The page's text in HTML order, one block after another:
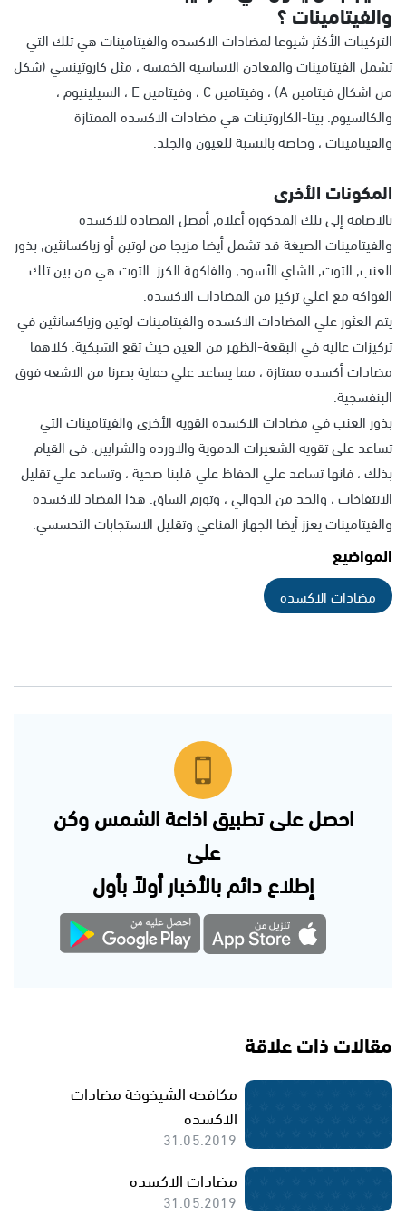
والفيتامينات ؟
التركيبات الأكثر شيوعا لمضادات الاكسده والفيتامينات هي تلك التي
تشمل الفيتامينات والمعادن الاساسيه الخمسة ، مثل كاروتينسي (شكل
من اشكال فيتامين A) ، وفيتامين C ، وفيتامين E ، السيلينيوم ،
والكالسيوم. بيتا-الكاروتينات هي مضادات الاكسده الممتازة
والفيتامينات ، وخاصه بالنسبة للعيون والجلد.
المكونات الأخرى
بالاضافه إلى تلك المذكورة أعلاه, أفضل المضادة للاكسده
والفيتامينات الصيغة قد تشمل أيضا مزيجا من لوتين أو زياكسانثين, بذور
العنب, التوت, الشاي الأسود, والفاكهة الكرز. التوت هي من بين تلك
الفواكه مع اعلي تركيز من المضادات الاكسده.
يتم العثور علي المضادات الاكسده والفيتامينات لوتين وزياكسانثين في
تركيزات عاليه في البقعة-الظهر من العين حيث تقع الشبكية. كلاهما
مضادات أكسده ممتازة ، مما يساعد علي حماية بصرنا من الاشعه فوق
البنفسجية.
بذور العنب في مضادات الاكسده القوية الأخرى والفيتامينات التي
تساعد علي تقويه الشعيرات الدموية والاورده والشرايين. في القيام
بذلك ، فانها تساعد علي الحفاظ علي قلبنا صحية ، وتساعد علي تقليل
الانتفاخات ، والحد من الدوالي ، وتورم الساق. هذا المضاد للاكسده
والفيتامينات يعزز أيضا الجهاز المناعي وتقليل الاستجابات التحسسي.
المواضيع
مضادات الاكسده
احصل على تطبيق اذاعة الشمس وكن
على
إطلاع دائم بالأخبار أولاً بأول
مقالات ذات علاقة
مكافحه الشيخوخة مضادات
الاكسده
31.05.2019
مضادات الاكسده
31.05.2019